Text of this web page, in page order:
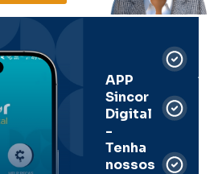
APP
Sincor
Digital
-
Tenha
nossos